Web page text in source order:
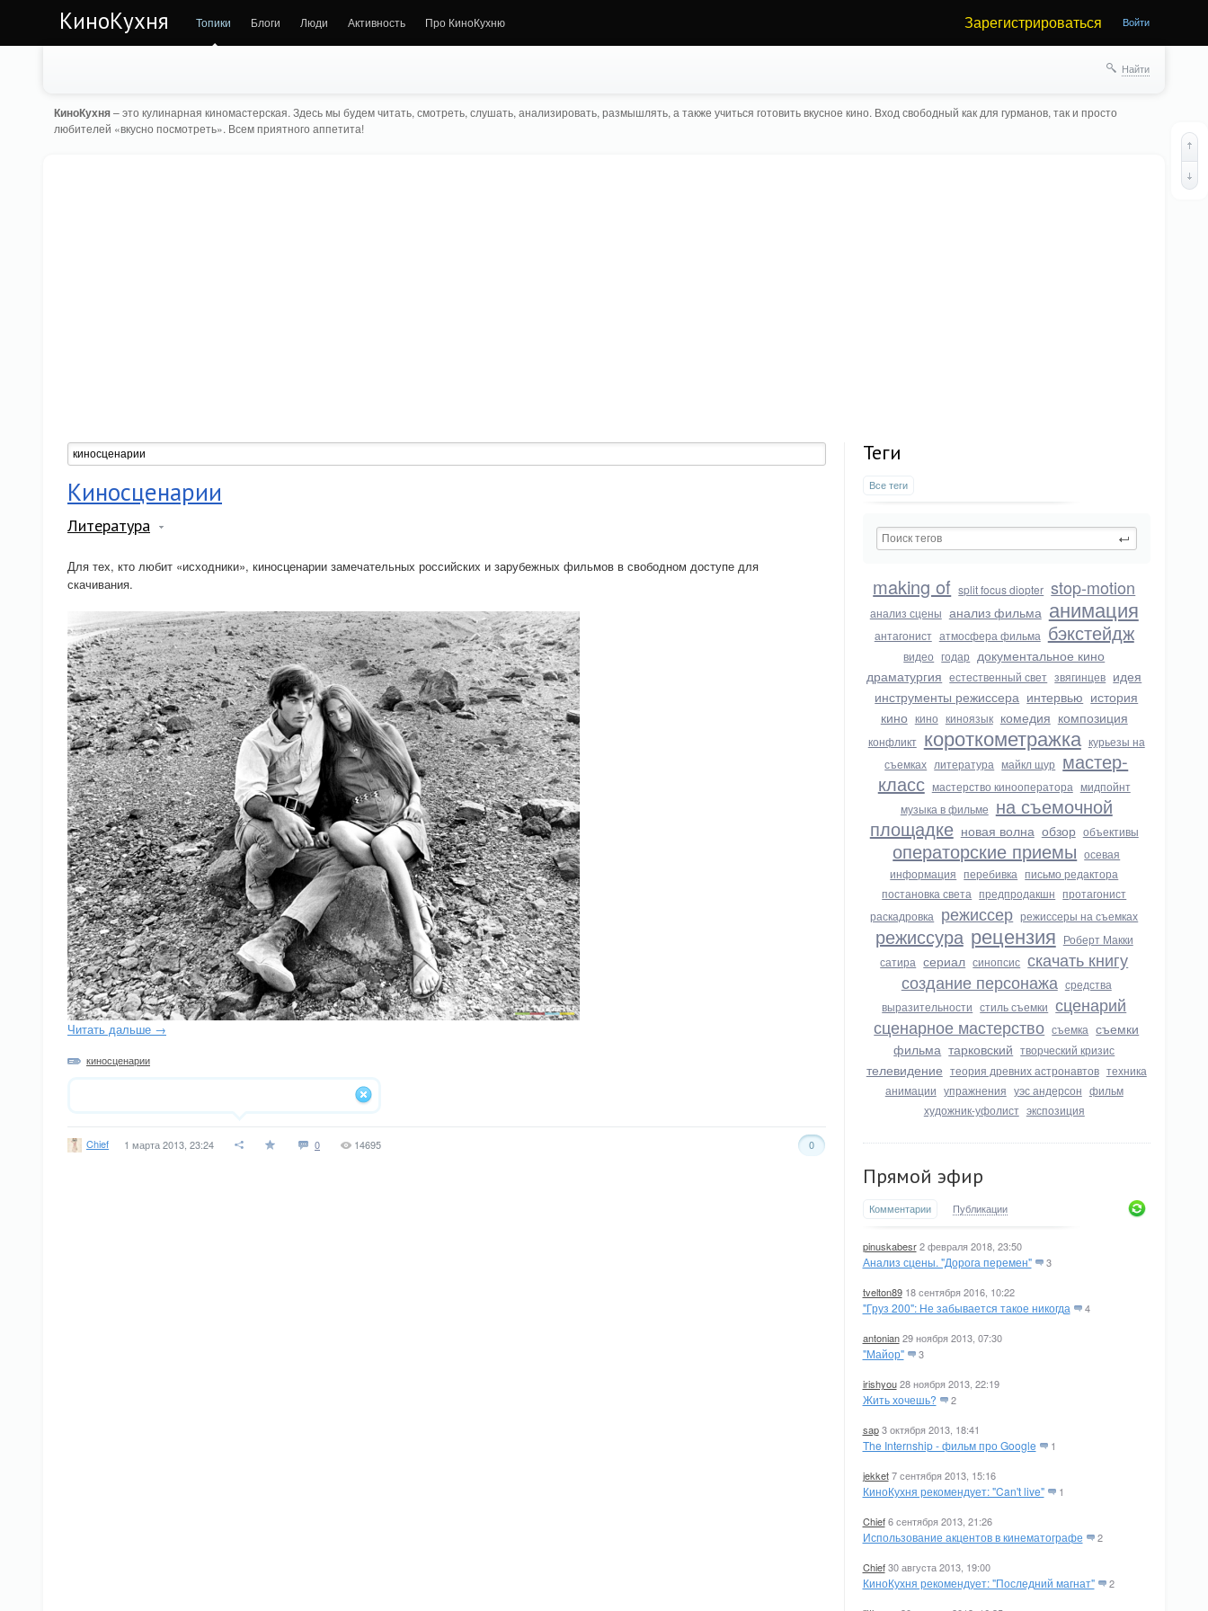
КиноКухня Топики Блоги Люди Активность Про КиноКухню Зарегистрироваться Войти
Найти
КиноКухня– это кулинарная киномастерская. Здесь мы будем читать, смотреть, слушать, анализировать, размышлять, а также учиться готовить вкусное кино. Вход свободный как для гурманов, так и просто
любителей «вкусно посмотреть». Всем приятного аппетита!
Киносценарии
Литература
Для тех, кто любит «исходники», киносценарии замечательных российских и зарубежных фильмов в свободном доступе для
скачивания.
Читать дальше →
киносценарии
Chief 1 марта 2013, 23:24 0 0
14695
Теги
Все теги
making of split focus diopter stop-motion
анализ сцены анализ фильма анимация
антагонист атмосфера фильма бэкстейдж
видео годар документальное кино
драматургия естественный свет звягинцев идея
инструменты режиссера интервью история
кино кино киноязык комедия композиция
конфликт короткометражка курьезы на
съемках литература майкл щур мастер-
класс мастерство кинооператора мидпойнт
музыка в фильме на съемочной
площадке новая волна обзор объективы
операторские приемы осевая
информация перебивка письмо редактора
постановка света предпродакшн протагонист
раскадровка режиссер режиссеры на съемках
режиссура рецензия Роберт Макки
сатира сериал синопсис скачать книгу
создание персонажа средства
выразительности стиль съемки сценарий
сценарное мастерство съемка съемки
фильма тарковский творческий кризис
телевидение теория древних астронавтов техника
анимации упражнения уэс андерсон фильм
художник-уфолист экспозиция
Прямой эфир
Комментарии Публикации
pinuskabesr 2 февраля 2018, 23:50
Анализ сцены. "Дорога перемен" 3
tvelton89 18 сентября 2016, 10:22
"Груз 200": Не забывается такое никогда 4
antonian 29 ноября 2013, 07:30
"Майор" 3
irishyou 28 ноября 2013, 22:19
Жить хочешь? 2
sap 3 октября 2013, 18:41
The Internship - фильм про Google 1
jekket 7 сентября 2013, 15:16
КиноКухня рекомендует: "Can't live" 1
Chief 6 сентября 2013, 21:26
Использование акцентов в кинематографе 2
Chief 30 августа 2013, 19:00
КиноКухня рекомендует: "Последний магнат" 2